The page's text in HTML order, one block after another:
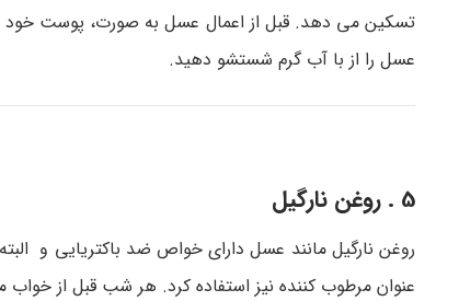
عسل را از با آب گرم شستشو دهید.
5 . روغن نارگیل
روغن نارگیل مانند عسل دارای خواص ضد باکتریایی و
عنوان مرطوب کننده نیز استفاده کرد. هر شب قبل از